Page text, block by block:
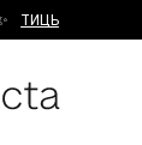
ТИЦЬ